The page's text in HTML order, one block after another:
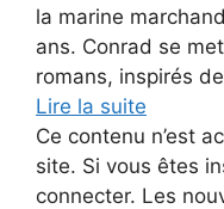
la marine
ans. Conrad se
romans, inspirés de
Lire la suite
Ce contenu n’est
site. Si vous êtes
connecter. Les